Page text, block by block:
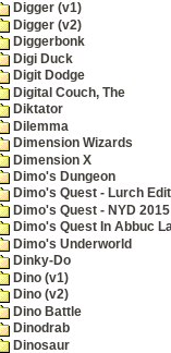
Digger (v1)
Digger (v2)
Diggerbonk
Digi Duck
Digit Dodge
Digital Couch, The
Diktator
Dilemma
Dimension Wizards
Dimension X
Dimo's Dungeon
Dimo's Quest - Lurch
Dimo's Quest - NYD
Dimo's Quest In Abbuc
Dimo's Underworld
Dinky-Do
Dino (v1)
Dino (v2)
Dino Battle
Dinodrab
Dinosaur